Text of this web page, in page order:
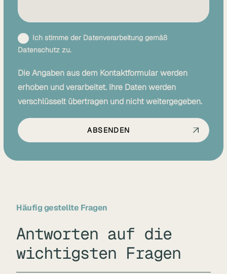
Ich stimme der Datenverarbeitung gemäß
Datenschutz zu.
Die Angaben aus dem Kontaktformular werden
erhoben und verarbeitet. Ihre Daten werden
verschlüsselt übertragen und nicht weitergegeben.
Häufig gestellte Fragen
Antworten auf die
wichtigsten Fragen